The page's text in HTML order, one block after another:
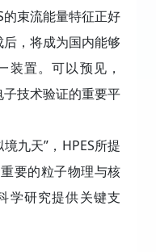
束流能量特征正好
，将成为国内能够
装置。可以预见，
技术验证的重要平
九天”，HPES所提
要的粒子物理与核
学研究提供关键支